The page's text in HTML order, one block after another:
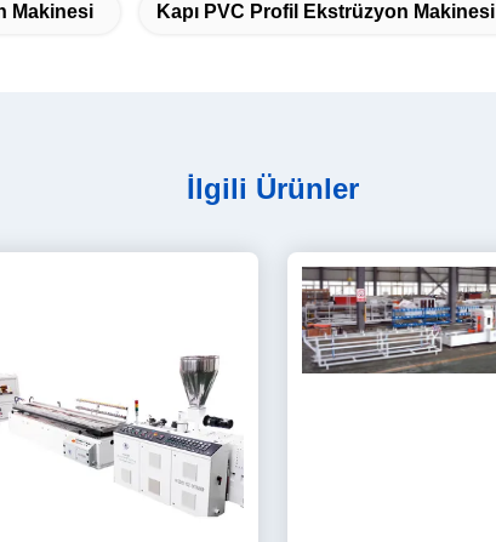
Makinesi Kapı PVC Profil Ekstrüzyon Makinesi
İlgili Ürünler